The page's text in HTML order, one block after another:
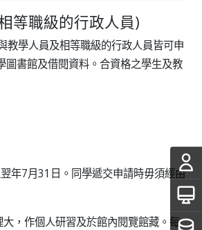
等職級的行政人員)
教學人員及相等職級的行政人員皆可申
圖書館及借閱資料。合資格之學生及教
年7月31日。同學遞交申請時毋須經由
，作個人研習及於館內閱覽館藏。每